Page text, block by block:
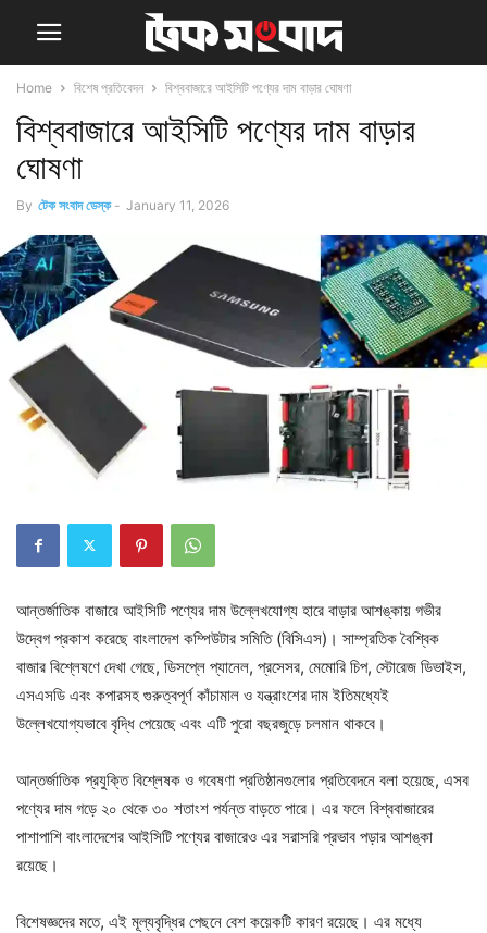
Home বিশেষ প্রতিবেদন বিশ্ববাজারে আইসিটি পণ্যের দাম বাড়ার ঘোষণা
বিশ্ববাজারে আইসিটি পণ্যের দাম বাড়ার
ঘোষণা
By টেক সংবাদ ডেস্ক - January 11, 2026
আন্তর্জাতিক বাজারে আইসিটি পণ্যের দাম উল্লেখযোগ্য হারে বাড়ার আশঙ্কায় গভীর
উদ্বেগ প্রকাশ করেছে বাংলাদেশ কম্পিউটার সমিতি (বিসিএস)। সাম্প্রতিক বৈশ্বিক
বাজার বিশ্লেষণে দেখা গেছে, ডিসপ্লে প্যানেল, প্রসেসর, মেমোরি চিপ, স্টোরেজ ডিভাইস,
এসএসডি এবং কপারসহ গুরুত্বপূর্ণ কাঁচামাল ও যন্ত্রাংশের দাম ইতিমধ্যেই
উল্লেখযোগ্যভাবে বৃদ্ধি পেয়েছে এবং এটি পুরো বছরজুড়ে চলমান থাকবে।
আন্তর্জাতিক প্রযুক্তি বিশ্লেষক ও গবেষণা প্রতিষ্ঠানগুলোর প্রতিবেদনে বলা হয়েছে, এসব
পণ্যের দাম গড়ে ২০ থেকে ৩০ শতাংশ পর্যন্ত বাড়তে পারে। এর ফলে বিশ্ববাজারের
পাশাপাশি বাংলাদেশের আইসিটি পণ্যের বাজারেও এর সরাসরি প্রভাব পড়ার আশঙ্কা
রয়েছে।
বিশেষজ্ঞদের মতে, এই মূল্যবৃদ্ধির পেছনে বেশ কয়েকটি কারণ রয়েছে। এর মধ্যে